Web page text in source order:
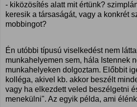
- kiközösítés alatt mit értünk?
keresik a társaságát, vagy a konkrét
mobbingot?
Én utóbbi típusú viselkedést nem
munkahelyemen sem, hála Istennek
munkahelyeken dolgoztam. Előbbit
kolléga, akivel kb. akkor beszélt
vagy ha elkezdett veled beszélgetni
menekülni". Az egyik példa, ami